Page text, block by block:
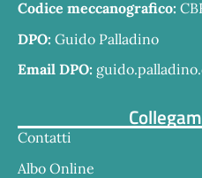
Codice meccanografico:
DPO: Guido Palladino
Email DPO:
Contatti
Albo Online